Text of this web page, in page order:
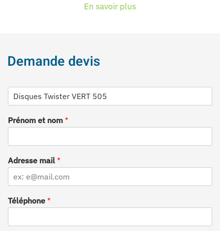
En savoir plus
Demande devis
i
g
t
i
n
Prénom et nom *
Adresse mail *
Téléphone *